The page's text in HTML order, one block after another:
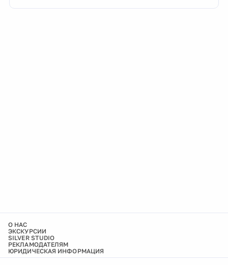
О НАС
ЭКСКУРСИИ
SILVER STUDIO
РЕКЛАМОДАТЕЛЯМ
ЮРИДИЧЕСКАЯ ИНФОРМАЦИЯ